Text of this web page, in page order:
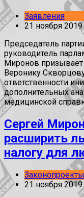
Заявления
21 ноября 2019
Председатель
руководитель
Миронов
Веронику
ответственности
дополнительных
медицинской
Сергей
расширить
налогу для
Законопроекты
21 ноября